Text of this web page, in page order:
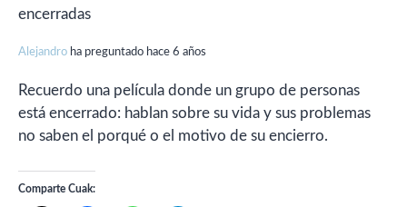
encerradas
Alejandro ha preguntado hace 6 años
Recuerdo una película donde un grupo de personas
está encerrado: hablan sobre su vida y sus problemas
no saben el porqué o el motivo de su encierro.
Comparte Cuak: